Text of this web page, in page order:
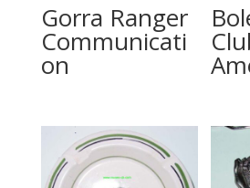
Gorra Ranger
Communicati
on